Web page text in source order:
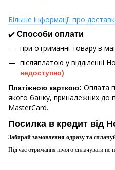
Більше інформації про
✔️ Способи оплати
при отриманні товару в
післяплатою у відділенні
недоступно)
Платіжною карткою: Оплата
якого банку, приналежних до
MasterCard.
Посилка в кредит від
Забирай замовлення одразу та
Під час отримання нічого сплачувати не